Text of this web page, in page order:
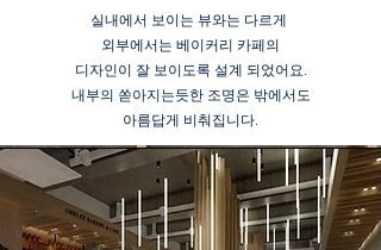
실내에서 보이는 뷰와는 다르게
외부에서는 베이커리 카페의
디자인이 잘 보이도록 설계 되었어요.
​내부의 쏟아지는듯한 조명은 밖에서도
아름답게 비춰집니다.